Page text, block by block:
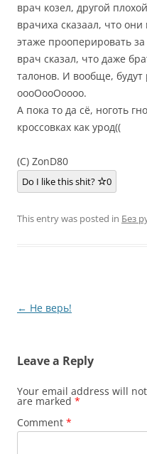
врач козел, другой
врачиха сказаал, что
этаже прооперировать
врач сказал, что даже
талонов. И вообще,
оооОооОоооо.
А пока то да сё, ноготь
кроссовках как урод((
(C) ZonD80
Do I like this shit? 0
This entry was posted in Без
Post
← Не верь!
Leave a Reply
Your email address will
are marked *
Comment *